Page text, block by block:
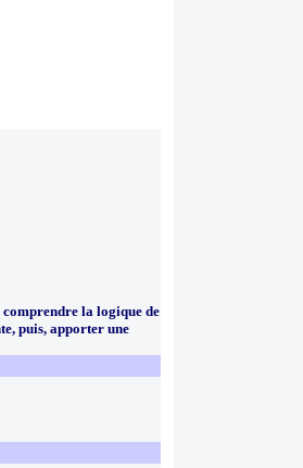
comprendre la logique de
puis, apporter une